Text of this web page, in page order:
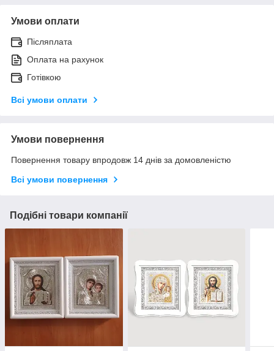
Умови оплати
Післяплата
Оплата на рахунок
Готівкою
Всі умови оплати
Умови повернення
Повернення товару впродовж 14 днів за домовленістю
Всі умови повернення
Подібні товари компанії